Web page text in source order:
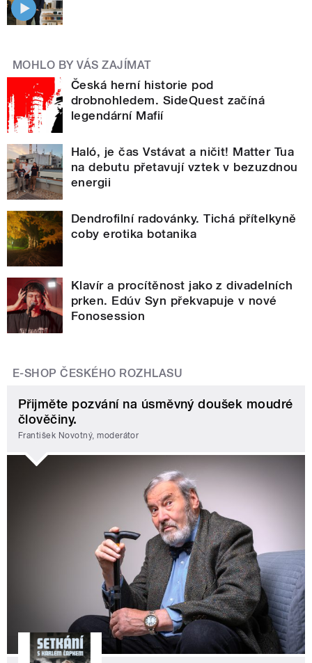
MOHLO BY VÁS ZAJÍMAT
Česká herní historie pod
drobnohledem. SideQuest začíná
legendární Mafií
Haló, je čas Vstávat a ničit! Matter Tua
na debutu přetavují vztek v bezuzdnou
energii
Dendrofilní radovánky. Tichá přítelkyně
coby erotika botanika
Klavír a procítěnost jako z divadelních
prken. Edúv Syn překvapuje v nové
Fonosession
E-SHOP ČESKÉHO ROZHLASU
Přijměte pozvání na úsměvný doušek moudré
člověčiny.
František Novotný, moderátor